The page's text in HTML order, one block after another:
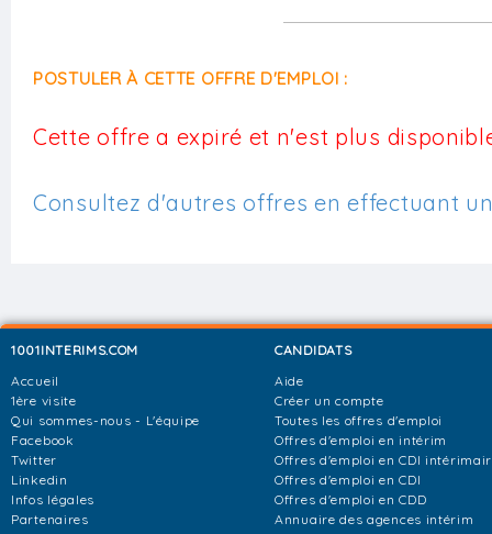
POSTULER À CETTE OFFRE D'EMPLOI :
Cette offre a expiré et n'est plus
Consultez d'autres offres en effectuant
1001INTERIMS.COM
Accueil
1ère visite
Qui sommes-nous - L'équipe
Facebook
Twitter
Linkedin
Infos légales
Partenaires
CANDIDATS
Aide
Créer un compte
Toutes les offres d'emploi
Offres d'emploi en intérim
Offres d'emploi en CDI
Offres d'emploi en CDI
Offres d'emploi en CDD
Annuaire des agences intérim